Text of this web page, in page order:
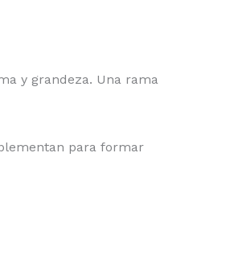
y grandeza. Una rama
para formar